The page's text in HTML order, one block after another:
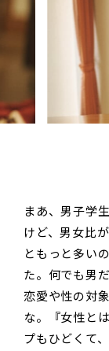
まあ、男子学
けど、男女比
ともっと多い
た。何でも男
恋愛や性の対
な。『女性と
プもひどくて